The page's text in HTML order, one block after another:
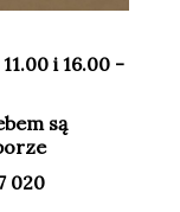
i 16.00 -
są
020